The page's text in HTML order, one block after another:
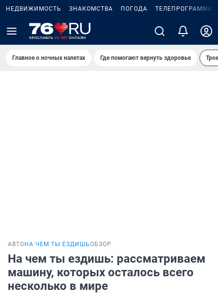
НЕДВИЖИМОСТЬ ЗНАКОМСТВА ПОГОДА ТЕЛЕПРОГРАММА
Главное о ночных налетах Где помогают вернуть здоровье
АВТО НА ЧЕМ ТЫ ЕЗДИШЬОБЗОР
На чем ты ездишь: рассматриваем
машину, которых осталось всего
несколько в мире